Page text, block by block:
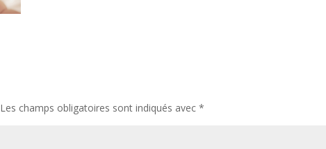
Les champs obligatoires sont indiqués avec*